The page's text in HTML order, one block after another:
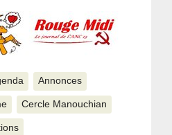
Annonces
Cercle Manouchian